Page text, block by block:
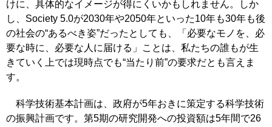
けに、具体的なイメージが得にくいかもしれません。しか
し、Society 5.0が2030年や2050年といった10年も30年も後
の社会の“あるべき姿”だったとしても、「必要なモノを、必
要な時に、必要な人に届ける」ことは、私たちの誰もが生
きていく上では現時点でも“当たり前”の要求だとも言えま
す。
科学技術基本計画は、政府が5年おきに策定する科学技術
の振興計画です。第5期の研究開発への投資額は5年間で26